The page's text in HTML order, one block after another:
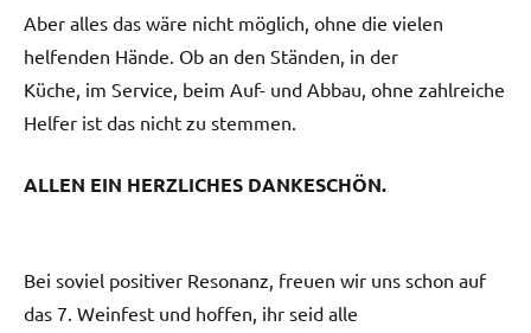
Aber alles das wäre nicht möglich, ohne die vielen
helfenden Hände. Ob an den Ständen, in der
Küche, im Service, beim Auf- und Abbau, ohne zahlreiche
Helfer ist das nicht zu stemmen.
ALLEN EIN HERZLICHES DANKESCHÖN.
Bei soviel positiver Resonanz, freuen wir uns schon auf
das 7. Weinfest und hoffen, ihr seid alle